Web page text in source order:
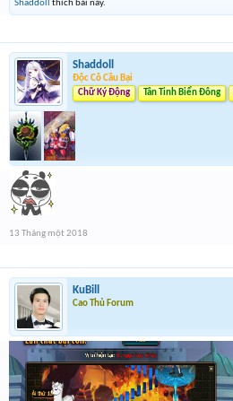
Shaddoll thích bài này.
Shaddoll
Độc Cô Cầu Bại
Chữ Ký Động
Tân Tinh Biển Đông
13 Tháng một 2018
KuBill
Cao Thủ Forum